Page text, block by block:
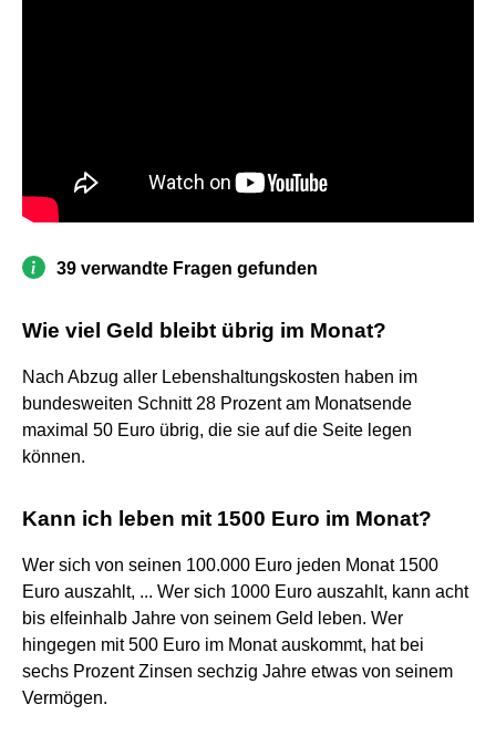
39 verwandte Fragen gefunden
Wie viel Geld bleibt übrig im Monat?
Nach Abzug aller Lebenshaltungskosten haben im
bundesweiten Schnitt 28 Prozent am Monatsende
maximal 50 Euro übrig, die sie auf die Seite legen
können.
Kann ich leben mit 1500 Euro im Monat?
Wer sich von seinen 100.000 Euro jeden Monat 1500
Euro auszahlt, ... Wer sich 1000 Euro auszahlt, kann acht
bis elfeinhalb Jahre von seinem Geld leben. Wer
hingegen mit 500 Euro im Monat auskommt, hat bei
sechs Prozent Zinsen sechzig Jahre etwas von seinem
Vermögen.